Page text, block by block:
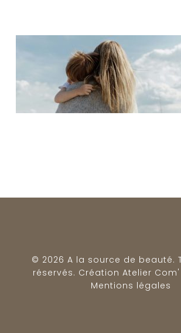
© 2026 A la source de beauté.
réservés. CréationAtelier
Mentions légales